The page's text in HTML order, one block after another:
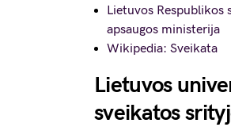
Lietuvos Respublikos
apsaugos ministerija
Wikipedia: Sveikata
Lietuvos
sveikatos